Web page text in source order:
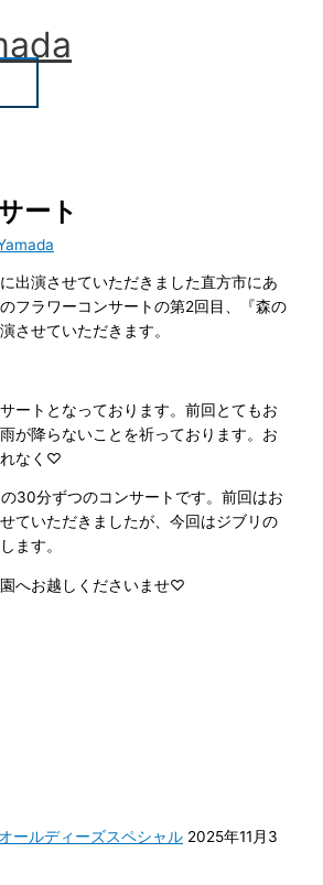
ート
出演させていただきました直方市にあ
フラワーコンサートの第2回目、『森の
させていただきます。
ートとなっております。前回とてもお
が降らないことを祈っております。お
れなく♡
30分ずつのコンサートです。前回はお
ていただきましたが、今回はジブリの
ます。
へお越しくださいませ♡
ールディーズスペシャル 2025年11月3